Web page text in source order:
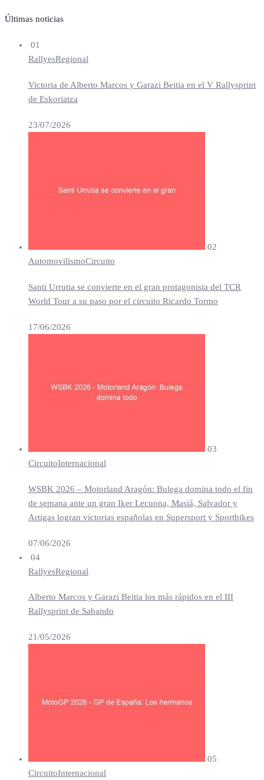
Últimas noticias
01
RallyesRegional
Victoria de Alberto Marcos y Garazi Beitia en el V Rallysprint
de Eskoriatza
23/07/2026
02
AutomovilismoCircuito
Santi Urrutia se convierte en el gran protagonista del TCR
World Tour a su paso por el circuito Ricardo Tormo
17/06/2026
03
CircuitoInternacional
WSBK 2026 – Motorland Aragón: Bulega domina todo el fin
de semana ante un gran Iker Lecuona, Masiá, Salvador y
Artigas logran victorias españolas en Supersport y Sportbikes
07/06/2026
04
RallyesRegional
Alberto Marcos y Garazi Beitia los más rápidos en el III
Rallysprint de Sabando
21/05/2026
05
CircuitoInternacional